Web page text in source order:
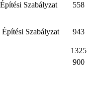
Szabályzat
558
Szabályzat
943
1325
900